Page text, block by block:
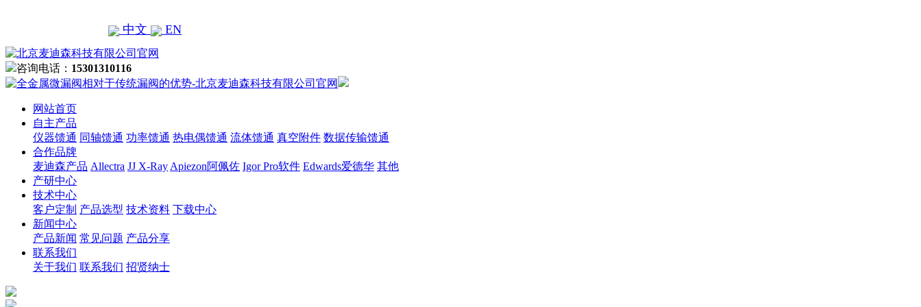
中文 EN
咨询电话： 15301310116
网站首页
自主产品
仪器馈通 同轴馈通 功率馈通 热电偶馈通 流体馈通 真空附件 数据传输馈通
合作品牌
麦迪森产品 Allectra JJ X-Ray Apiezon阿佩佐 Igor Pro软件 Edwards爱德华 其他
产研中心
技术中心
客户定制 产品选型 技术资料 下载中心
新闻中心
产品新闻 常见问题 产品分享
联系我们
关于我们 联系我们 招贤纳士